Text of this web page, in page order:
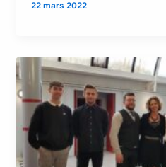
22 mars 2022